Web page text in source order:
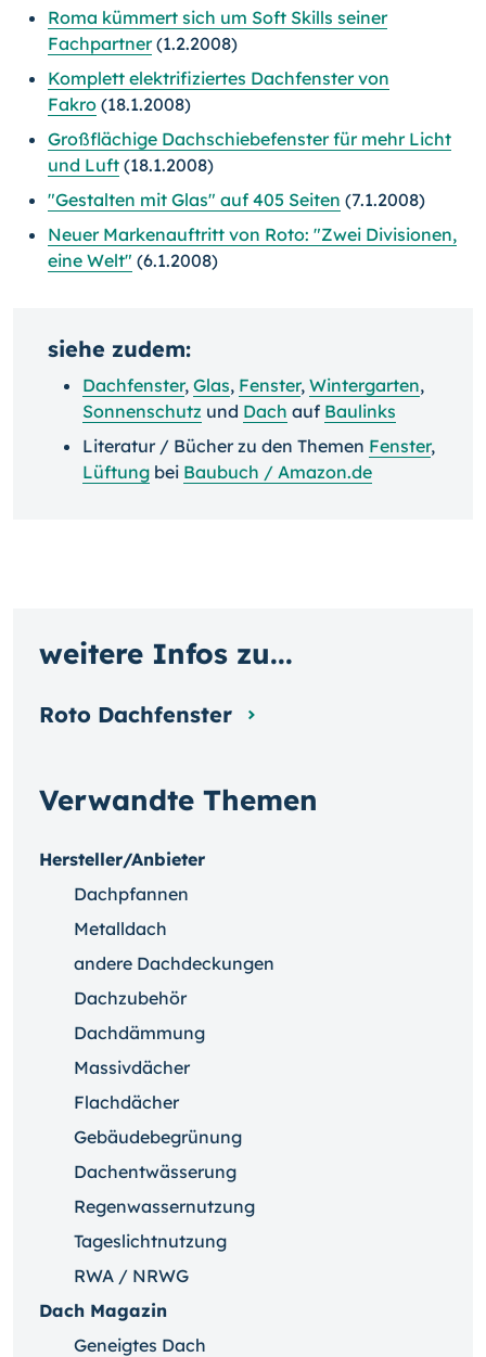
Roma kümmert sich um Soft Skills seiner
Fachpartner(1.2.2008)
Komplett elektrifiziertes Dachfenster von
Fakro (18.1.2008)
Großflächige Dachschiebefenster für mehr Licht
und Luft (18.1.2008)
"Gestalten mit Glas" auf 405 Seiten (7.1.2008)
Neuer Markenauftritt von Roto: "Zwei Divisionen,
eine Welt" (6.1.2008)
siehe zudem:
Dachfenster, Glas, Fenster, Wintergarten,
Sonnenschutz und Dach auf Baulinks
Literatur / Bücher zu den Themen Fenster,
Lüftung bei Baubuch / Amazon.de
Verwandte Themen
Hersteller/Anbieter
Dachpfannen
Metalldach
andere Dachdeckungen
Dachzubehör
Dachdämmung
Massivdächer
Flachdächer
Gebäudebegrünung
Dachentwässerung
Regenwassernutzung
Tageslichtnutzung
RWA / NRWG
Dach Magazin
Geneigtes Dach
weitere Infos zu...
Roto Dachfenster